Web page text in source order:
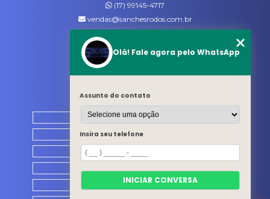
(17) 99145-4717
vendas@sanchesrodos.com.br
Siga-nos
MENU
HOME
QUEM SOMOS
PRODUTOS
CATÁLOGO
CONTATO
Olá! Fale agora pelo WhatsApp
Assunto do contato
Insira seu telefone
INICIAR CONVERSA